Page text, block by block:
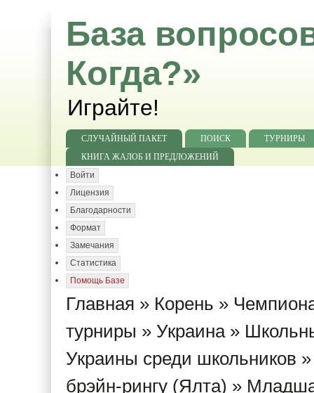
База
Когда?»
Играйте!
СЛУЧАЙНЫЙ ПАКЕТ ПОИСК
ТУРНИРЫ
КНИГА ЖАЛОБ И ПРЕДЛОЖЕНИЙ
Войти
Лицензия
Благодарности
Формат
Замечания
Статистика
Помощь Базе
Главная » Корень »
турниры » Украина»
Украины среди школьников
брэйн-рингу (Ялта) »